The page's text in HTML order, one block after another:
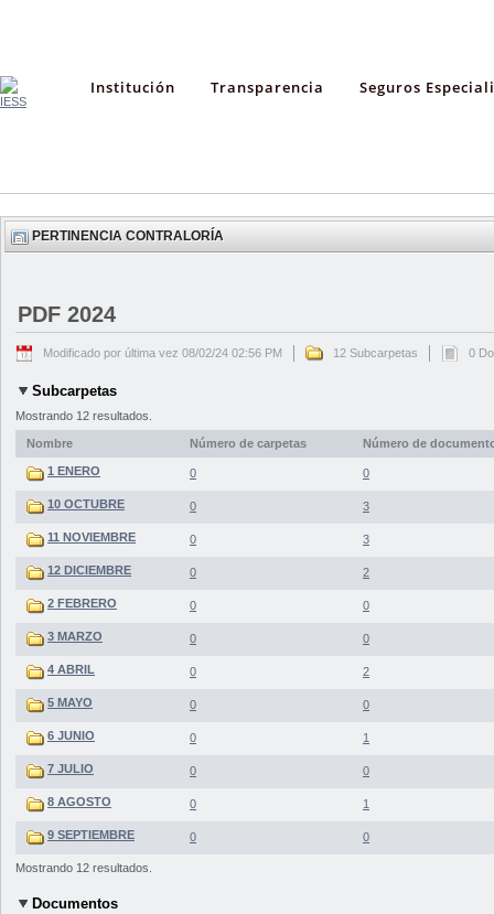
Institución Transparencia Seguros
PERTINENCIA CONTRALORÍA
PDF 2024
Modificado por última vez 08/02/24 02:56 PM 12 Subcarpetas 0
Subcarpetas
Mostrando 12 resultados.
Nombre Número de carpetas Número de
1 ENERO 0 0
10 OCTUBRE 0 3
11 NOVIEMBRE 0 3
12 DICIEMBRE 0 2
2 FEBRERO 0 0
3 MARZO 0 0
4 ABRIL 0 2
5 MAYO 0 0
6 JUNIO 0 1
7 JULIO 0 0
8 AGOSTO 0 1
9 SEPTIEMBRE 0 0
Mostrando 12 resultados.
Documentos